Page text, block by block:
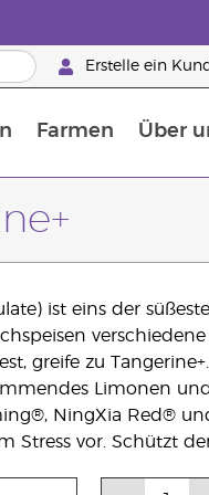
Erstelle ein
Farmen Über
ist eins der
greife zu Tangerine+.
Limonen
NingXia Red®
Stress vor. Schützt